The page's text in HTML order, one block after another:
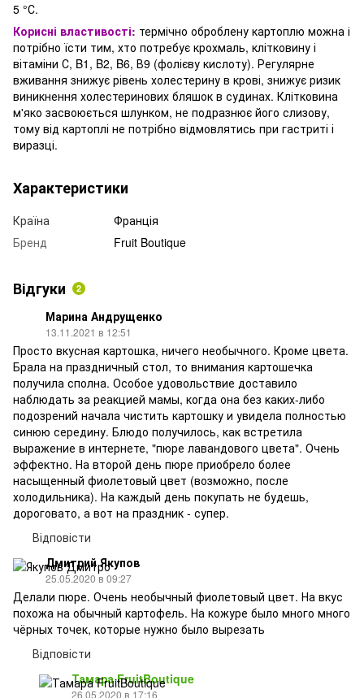
5 °С.
Корисні властивості: термічно оброблену картоплю можна і
потрібно їсти тим, хто потребує крохмаль, клітковину і
вітаміни С, B1, B2, B6, В9 (фолієву кислоту). Регулярне
вживання знижує рівень холестерину в крові, знижує ризик
виникнення холестеринових бляшок в судинах. Клітковина
м'яко засвоюється шлунком, не подразнює його слизову,
тому від картоплі не потрібно відмовлятись при гастриті і
виразці.
Характеристики
Країна
Франція
Бренд
Fruit Boutique
Відгуки 2
Марина Андрущенко
13.11.2021 в 12:51
Просто вкусная картошка, ничего необычного. Кроме цвета.
Брала на праздничный стол, то внимания картошечка
получила сполна. Особое удовольствие доставило
наблюдать за реакцией мамы, когда она без каких-либо
подозрений начала чистить картошку и увидела полностью
синюю середину. Блюдо получилось, как встретила
выражение в интернете, "пюре лавандового цвета". Очень
эффектно. На второй день пюре приобрело более
насыщенный фиолетовый цвет (возможно, после
холодильника). На каждый день покупать не будешь,
дороговато, а вот на праздник - супер.
Відповісти
Дмитрий Якупов
25.05.2020 в 09:27
Делали пюре. Очень необычный фиолетовый цвет. На вкус
похожа на обычный картофель. На кожуре было много много
чёрных точек, которые нужно было вырезать
Відповісти
Тамара FruitBoutique
26.05.2020 в 17:16